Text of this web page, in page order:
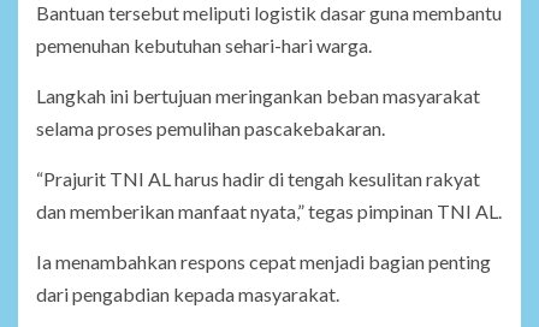
Bantuan tersebut meliputi logistik dasar guna membantu
pemenuhan kebutuhan sehari-hari warga.
Langkah ini bertujuan meringankan beban masyarakat
selama proses pemulihan pascakebakaran.
“Prajurit TNI AL harus hadir di tengah kesulitan rakyat
dan memberikan manfaat nyata,” tegas pimpinan TNI AL.
Ia menambahkan respons cepat menjadi bagian penting
dari pengabdian kepada masyarakat.